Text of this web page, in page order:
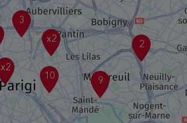
10
3
x2
x2
9
2